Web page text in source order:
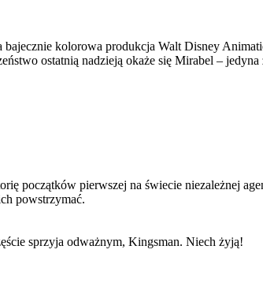
kolorowa produkcja Walt Disney
ostatnią nadzieją okaże się Mirabel – jedyna
początków pierwszej na świecie niezależnej
powstrzymać.
sprzyja odważnym, Kingsman. Niech żyją!